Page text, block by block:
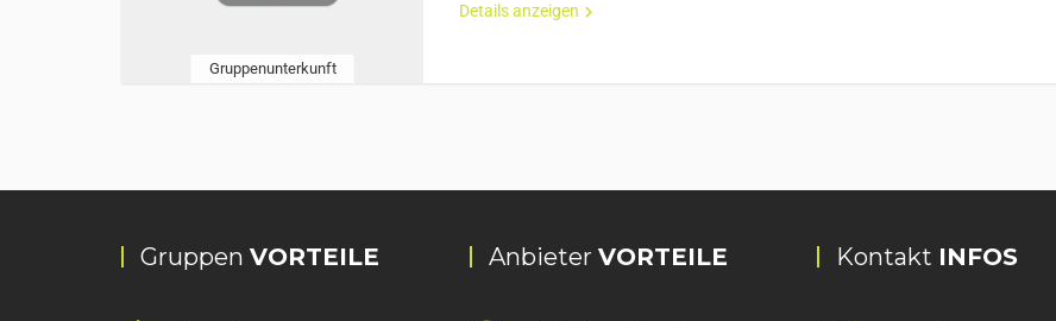
Gruppenunterkunft
Details anzeigen
Gruppen VORTEILE Anbieter VORTEILE Kontakt INFOS